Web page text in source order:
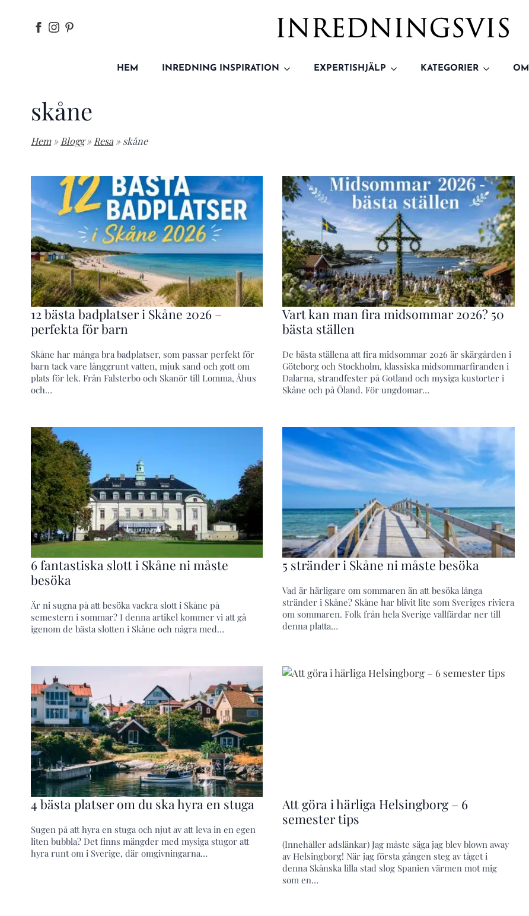
HEM INREDNING INSPIRATION EXPERTISHJÄLP KATEGORIER OM
skåne
Hem » Blogg » Resa » skåne
12 bästa badplatser i Skåne 2026 –
perfekta för barn
Skåne har många bra badplatser, som passar perfekt för
barn tack vare långgrunt vatten, mjuk sand och gott om
plats för lek. Från Falsterbo och Skanör till Lomma, Åhus
och…
Vart kan man fira midsommar 2026? 50
bästa ställen
De bästa ställena att fira midsommar 2026 är skärgården i
Göteborg och Stockholm, klassiska midsommarfiranden i
Dalarna, strandfester på Gotland och mysiga kustorter i
Skåne och på Öland. För ungdomar…
6 fantastiska slott i Skåne ni måste
besöka
Är ni sugna på att besöka vackra slott i Skåne på
semestern i sommar? I denna artikel kommer vi att gå
igenom de bästa slotten i Skåne och några med…
5 stränder i Skåne ni måste besöka
Vad är härligare om sommaren än att besöka långa
stränder i Skåne? Skåne har blivit lite som Sveriges riviera
om sommaren. Folk från hela Sverige vallfärdar ner till
denna platta…
4 bästa platser om du ska hyra en stuga
Sugen på att hyra en stuga och njut av att leva in en egen
liten bubbla? Det finns mängder med mysiga stugor att
hyra runt om i Sverige, där omgivningarna…
Att göra i härliga Helsingborg – 6
semester tips
(Innehåller adslänkar) Jag måste säga jag blev blown away
av Helsingborg! När jag första gången steg av tåget i
denna Skånska lilla stad slog Spanien värmen mot mig
som en…